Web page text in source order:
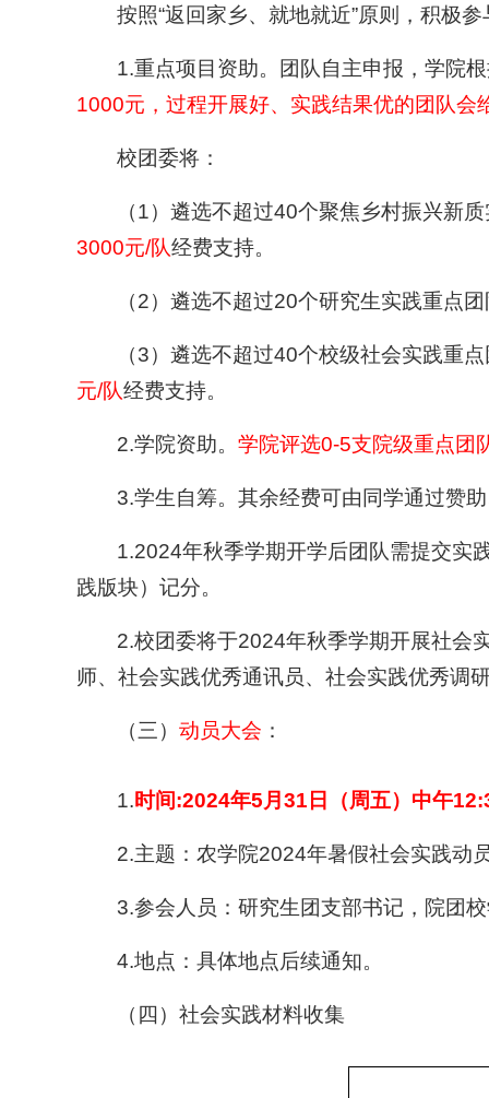
按照“返回家乡、就地就近”原则，积极
1.重点项目资助。团队自主申报，学院
1000元，过程开展好、实践结果优的团队
校团委将：
（1）遴选不超过40个聚焦乡村振兴新
3000元/队经费支持。
（2）遴选不超过20个研究生实践重点
（3）遴选不超过40个校级社会实践重
元/队经费支持。
2.学院资助。学院评选0-5支院级重点团
3.学生自筹。其余经费可由同学通过赞
1.2024年秋季学期开学后团队需提交实
践版块）记分。
2.校团委将于2024年秋季学期开展社会
师、社会实践优秀通讯员、社会实践优秀调
（三）动员大会 ：
1.时间:2024年5月31日（周五）中午
2.主题：农学院2024年暑假社会实践动
3.参会人员：研究生团支部书记，院团
4.地点：具体地点后续通知。
（四）社会实践材料收集